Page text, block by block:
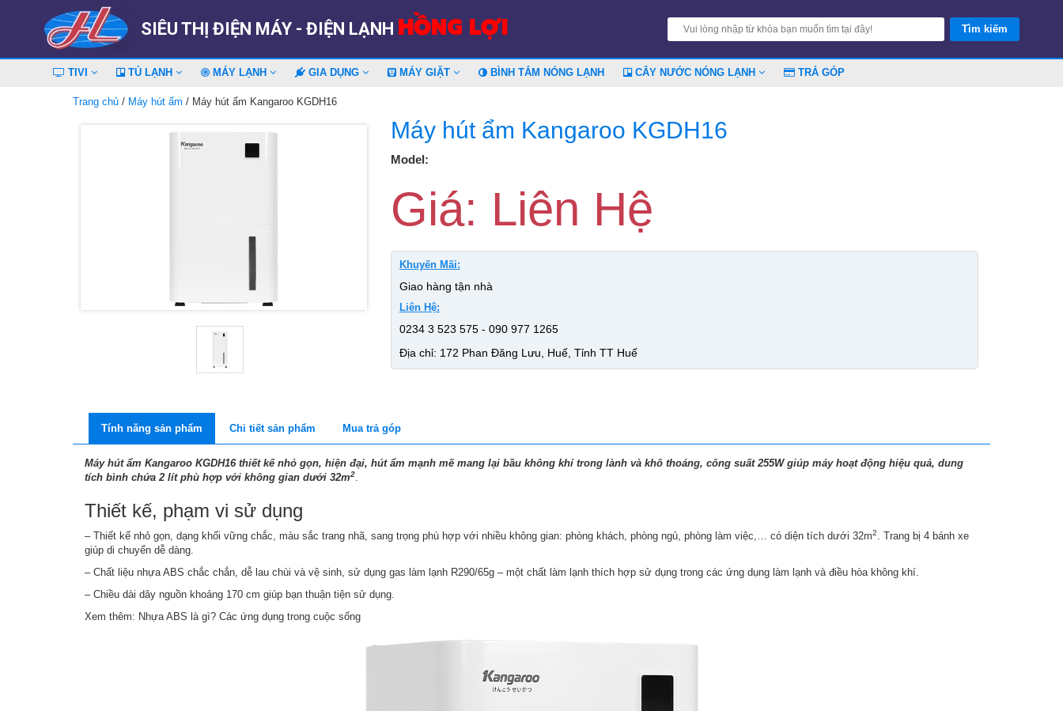
SIÊU THỊ ĐIỆN MÁY - ĐIỆN LẠNH HỒNG LỢI
TIVI TỦ LẠNH MÁY LẠNH GIA DỤNG MÁY GIẶT BÌNH TẮM NÓNG LẠNH CÂY NƯỚC NÓNG LẠNH TRẢ GÓP
Trang chủ / Máy hút ẩm / Máy hút ẩm Kangaroo KGDH16
Máy hút ẩm Kangaroo KGDH16
Model:
Giá: Liên Hệ
Khuyến Mãi:
Giao hàng tận nhà
Liên Hệ:
0234 3 523 575 - 090 977 1265
Địa chỉ: 172 Phan Đăng Lưu, Huế, Tỉnh TT Huế
Tính năng sản phẩm Chi tiết sản phẩm Mua trả góp
Máy hút ẩm Kangaroo KGDH16 thiết kế nhỏ gọn, hiện đại, hút ẩm mạnh mẽ mang lại bầu không khí trong lành và khô thoáng, công suất 255W giúp máy hoạt động hiệu quả, dung
tích bình chứa 2 lít phù hợp với không gian dưới 32m2.
Thiết kế, phạm vi sử dụng
– Thiết kế nhỏ gọn, dạng khối vững chắc, màu sắc trang nhã, sang trọng phù hợp với nhiều không gian: phòng khách, phòng ngủ, phòng làm việc,… có diện tích dưới 32m2. Trang bị 4 bánh xe
giúp di chuyển dễ dàng.
– Chất liệu nhựa ABS chắc chắn, dễ lau chùi và vệ sinh, sử dụng gas làm lạnh R290/65g – một chất làm lạnh thích hợp sử dụng trong các ứng dụng làm lạnh và điều hòa không khí.
– Chiều dài dây nguồn khoảng 170 cm giúp bạn thuận tiện sử dụng.
Xem thêm: Nhựa ABS là gì? Các ứng dụng trong cuộc sống